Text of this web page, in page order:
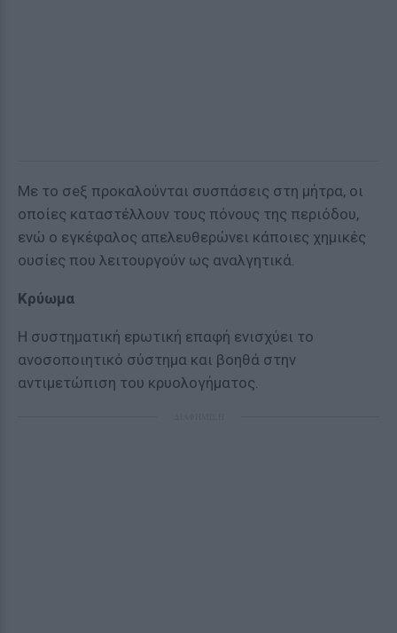
Με το σeξ προκαλούνται συσπάσεις στη μήτρα, οι
οποίες καταστέλλουν τους πόνους της περιόδου,
ενώ ο εγκέφαλος απελευθερώνει κάποιες χημικές
ουσίες που λειτουργούν ως αναλγητικά.
Κρύωμα
Η συστηματική εpωτική επαφή ενισχύει το
ανοσοποιητικό σύστημα και βοηθά στην
αντιμετώπιση του κρυολογήματος.